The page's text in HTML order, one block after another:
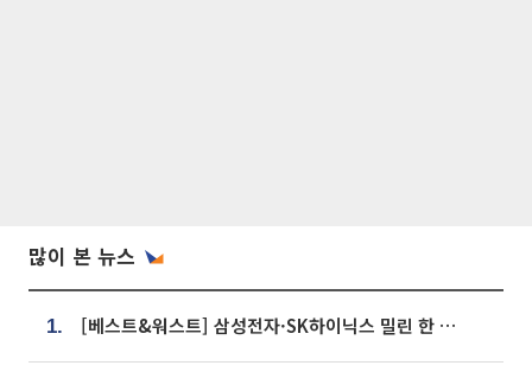
많이 본 뉴스
1. [베스트&워스트] 삼성전자·SK하이닉스 밀린 한 주…상상인증권은 85% 급등